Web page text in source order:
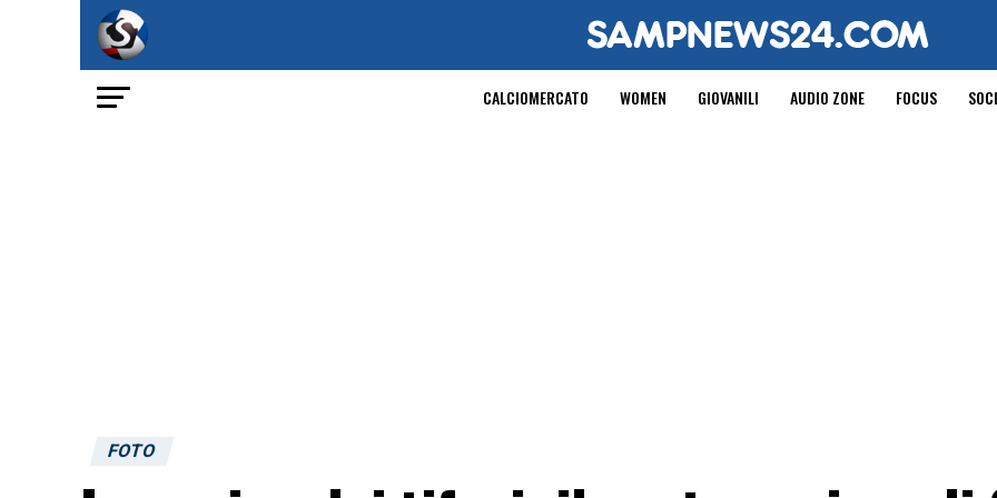
CALCIOMERCATO WOMEN GIOVANILI AUDIO ZONE FOCUS
FOTO